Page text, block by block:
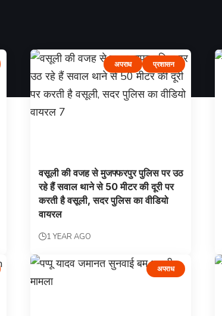
अपराध प्रशासन
वसूली की वजह से मुजफ्फरपुर पुलिस पर उठ
रहे हैं सवाल थाने से 50 मीटर की दूरी पर
करती है वसूली, सदर पुलिस का वीडियो
वायरल
1 YEAR AGO
अपराध